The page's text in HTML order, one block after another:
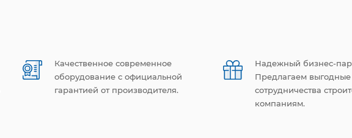
Качественное современное
оборудование с официальной
гарантией от производителя.
Надежный бизнес-
Предлагаем выгодные
сотрудничества
компаниям.